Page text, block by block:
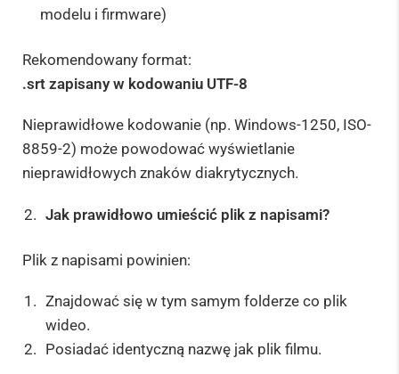
modelu i firmware)
Rekomendowany format:
.srt zapisany w kodowaniu UTF-8
Nieprawidłowe kodowanie (np. Windows-1250, ISO-
8859-2) może powodować wyświetlanie
nieprawidłowych znaków diakrytycznych.
Jak prawidłowo umieścić plik z napisami?
Plik z napisami powinien:
Znajdować się w tym samym folderze co plik
wideo.
Posiadać identyczną nazwę jak plik filmu.